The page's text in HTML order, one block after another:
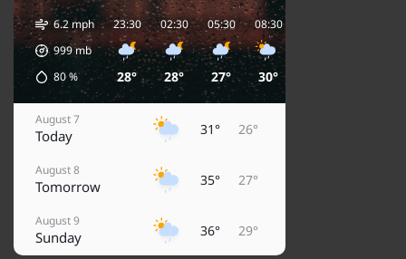
6.2 mph
999mb
80%
23:30
28°
02:30
28°
05:30
27°
08:30
30°
August 7
Today 31° 26°
August 8
Tomorrow 35° 27°
August 9
Sunday 36° 29°